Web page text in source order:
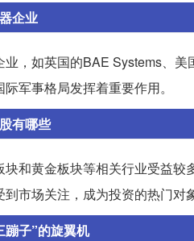
企业
，如英国的BAE Systems、
军事格局发挥着重要作用。
有哪些
和黄金板块等相关行业受益较
市场关注，成为投资的热门对象
蹦子”的旋翼机